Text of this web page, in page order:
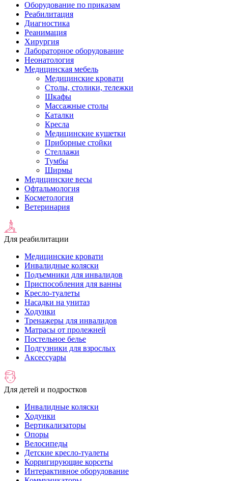
Оборудование по приказам
Реабилитация
Диагностика
Реанимация
Хирургия
Лабораторное оборудование
Неонатология
Медицинская мебель
Медицинские кровати
Столы, столики, тележки
Шкафы
Массажные столы
Каталки
Кресла
Медицинские кушетки
Приборные стойки
Стеллажи
Тумбы
Ширмы
Медицинские весы
Офтальмология
Косметология
Ветеринария
Для реабилитации
Медицинские кровати
Инвалидные коляски
Подъемники для инвалидов
Приспособления для ванны
Кресло-туалеты
Насадки на унитаз
Ходунки
Тренажеры для инвалидов
Матрасы от пролежней
Постельное белье
Подгузники для взрослых
Аксессуары
Для детей и подростков
Инвалидные коляски
Ходунки
Вертикализаторы
Опоры
Велосипеды
Детские кресло-туалеты
Корригирующие корсеты
Интерактивное оборудование